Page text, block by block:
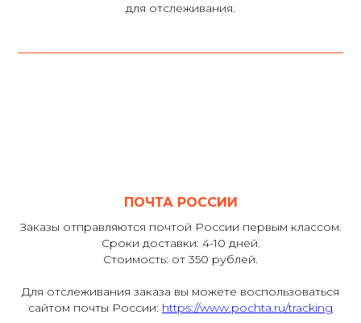
для отслеживания.
ПОЧТА РОССИИ
Заказы отправляются почтой России первым классом.
Сроки доставки: 4-10 дней.
Стоимость: от 350 рублей.
Для отслеживания заказа вы можете воспользоваться
сайтом почты России: https://www.pochta.ru/tracking